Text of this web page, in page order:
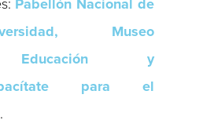
Pabellón Nacional de
Museo
Educación y
para el
.